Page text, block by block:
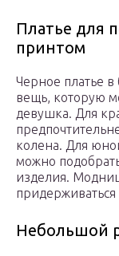
Платье для
принтом
Черное платье
вещь, которую
девушка. Для
колена. Для
можно
изделия.
Небольшой